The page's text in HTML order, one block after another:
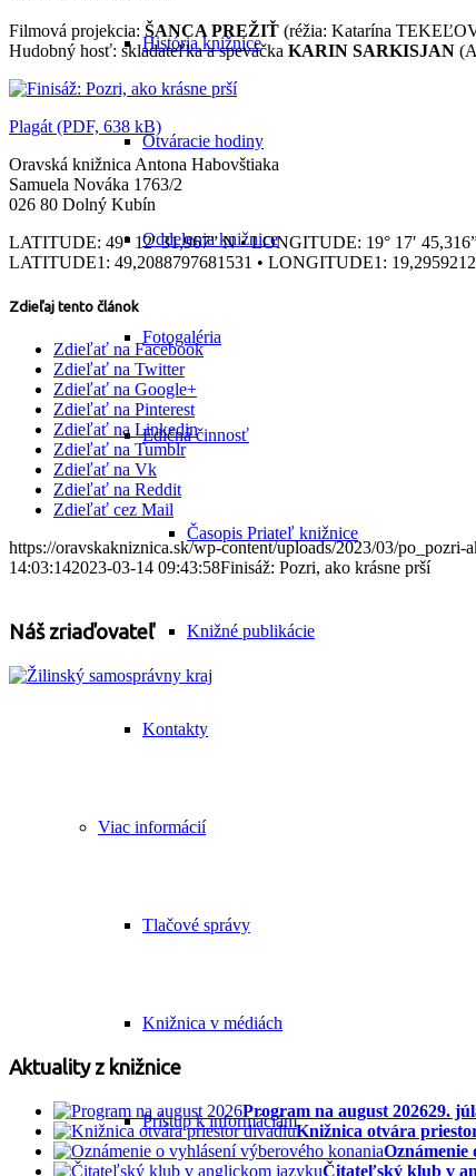
História knižnice
Otváracie hodiny
Oddelenia knižnice
Fotogaléria
Edičná činnosť
Časopis Priateľ knižnice
Knižné publikácie
Kontakty
Viac informácií
Tlačové správy
Knižnica v médiách
Prístup k informáciám
Filmová projekcia: ŠANCA PREŽIŤ (réžia: Katarína
Hudobný hosť: skladateľka a speváčka KARIN SARKISJAN
Plagát (PDF, 638 kB)
Oravská knižnica Antona Habovštiaka
Samuela Nováka 1763/2
026 80 Dolný Kubín
LATITUDE: 49° 12′ 31,967” N • LONGITUDE: 19° 17′
LATITUDE1: 49,2088797681531 • LONGITUDE1:
Zdieľaj tento článok
Zdieľať na Facebook
Zdieľať na Twitter
Zdieľať na Google+
Zdieľať na Pinterest
Zdieľať na Linkedin
Zdieľať na Tumblr
Zdieľať na Vk
Zdieľať na Reddit
Zdieľať cez Mail
https://oravskakniznica.sk/wp-content/uploads/2023/03/po_pozri-
14:03:142023-03-14 09:43:58Finisáž: Pozri, ako krásne prší
Náš zriaďovateľ
Aktuality z knižnice
Program na august 202629.
Knižnica otvára
Oznámenie
Čitateľský klub v